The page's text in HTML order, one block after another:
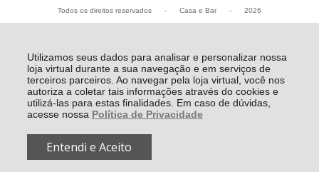
Utilizamos seus dados para analisar e personalizar nossa
loja virtual durante a sua navegação e em serviços de
terceiros parceiros. Ao navegar pela loja virtual, você nos
autoriza a coletar tais informações através do cookies e
utilizá-las para estas finalidades. Em caso de dúvidas,
acesse nossa Política de Privacidade
Entendi e Aceito
Todos os direitos reservados
- Casa e Bar - 2026
R$ 5,99